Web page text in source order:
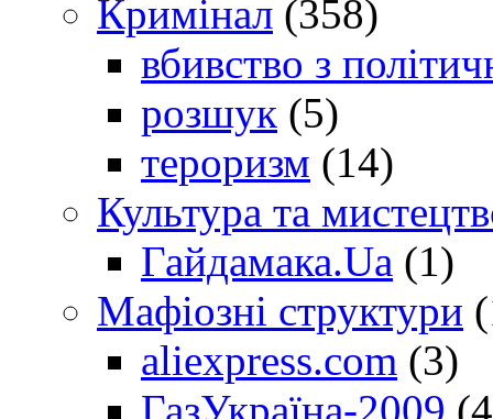
Кримінал (358)
вбивство з
розшук (5)
тероризм (14)
Культура та
Гайдамака.Ua (1)
Мафіозні структури
aliexpress.com (3)
ГазУкраїна-2009